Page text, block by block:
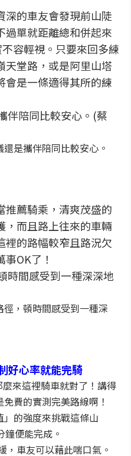
深的車友會發現前山陡
過單就距離總和併起來
容輕視。只要來回多練
天堂路，或是阿里山塔
會是一條適得其所的練
是攜伴陪同比較安心。
推薦騎乘，清爽茂盛的
，而且路上往來的車輛
裡的路幅較窄且路況欠
OK了！
，頓時間感受到一種深
好心率就能完騎
來這裡騎車就對了！講得
費的實測完美路線啊！
的強度來挑戰這條山
便能完成。